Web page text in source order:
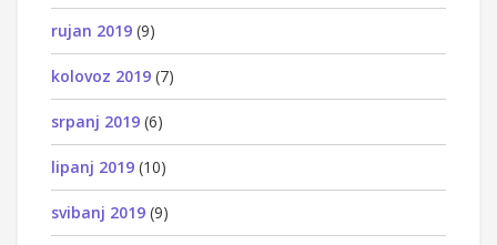
rujan 2019 (9)
kolovoz 2019 (7)
srpanj 2019 (6)
lipanj 2019 (10)
svibanj 2019 (9)